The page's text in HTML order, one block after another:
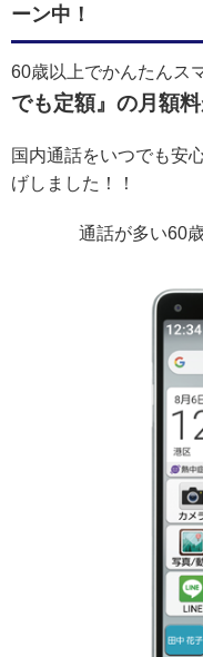
ーン中！
60歳以上でかんたんス
でも定額』の月額
国内通話をいつでも安
げしました！！
通話が多い60